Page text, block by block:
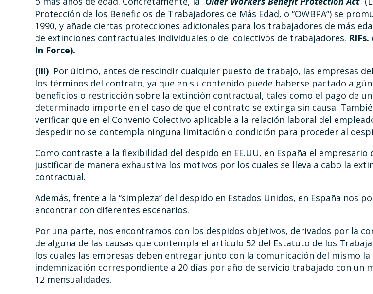
Protección de los Beneficios de Trabajadores de Más Edad, o “OWBPA”) se
1990, y añade ciertas protecciones adicionales para los trabajadores de más
de extinciones contractuales individuales o de colectivos de trabajadores.
In Force).
(iii) Por último, antes de rescindir cualquier puesto de trabajo, las empresas
los términos del contrato, ya que en su contenido puede haberse pactado
beneficios o restricción sobre la extinción contractual, tales como el pago de un
determinado importe en el caso de que el contrato se extinga sin causa.
verificar que en el Convenio Colectivo aplicable a la relación laboral del
despedir no se contempla ninguna limitación o condición para proceder al
Como contraste a la flexibilidad del despido en EE.UU, en España el empresario
justificar de manera exhaustiva los motivos por los cuales se lleva a cabo la
contractual.
Además, frente a la “simpleza” del despido en Estados Unidos, en España nos
encontrar con diferentes escenarios.
Por una parte, nos encontramos con los despidos objetivos, derivados por la
de alguna de las causas que contempla el artículo 52 del Estatuto de los
los cuales las empresas deben entregar junto con la comunicación del mismo la
indemnización correspondiente a 20 días por año de servicio trabajado con un
12 mensualidades.